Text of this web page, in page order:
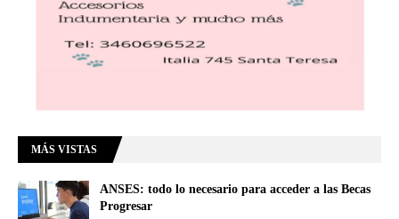
MÁS VISTAS
ANSES: todo lo necesario para acceder a las Becas
Progresar